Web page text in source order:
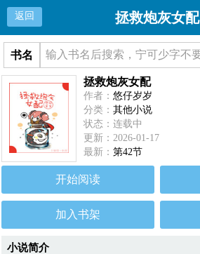
返回 拯救炮灰女配
书名
拯救炮灰女配
作者：悠仔岁岁
分类：其他小说
状态：连载中
更新：2026-01-17
最新：第42节
开始阅读
加入书架
小说简介